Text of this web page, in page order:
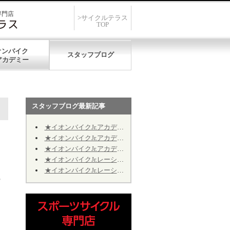
門店
>サイクルテラス
TOP
バイク スタッフブログ
スタッフブログ最新記事
★イオンバイクJr.アカデミー★第12期★第５回★明日7/19、開催致します★
★イオンバイクJr.アカデミー★第12期★第４回★明日7/11、振り替え開催致します★
★イオンバイクJr.アカデミー★第12期★2026年9月の開催日程のお知らせ
★イオンバイクJr.レーシング★第10期★2026年9月の予定★～Jr.アカデミーではありません～
★イオンバイクJr.レーシング★第10期★後半期ご継続のお手続きについて★※Jr.アカデミーではありません